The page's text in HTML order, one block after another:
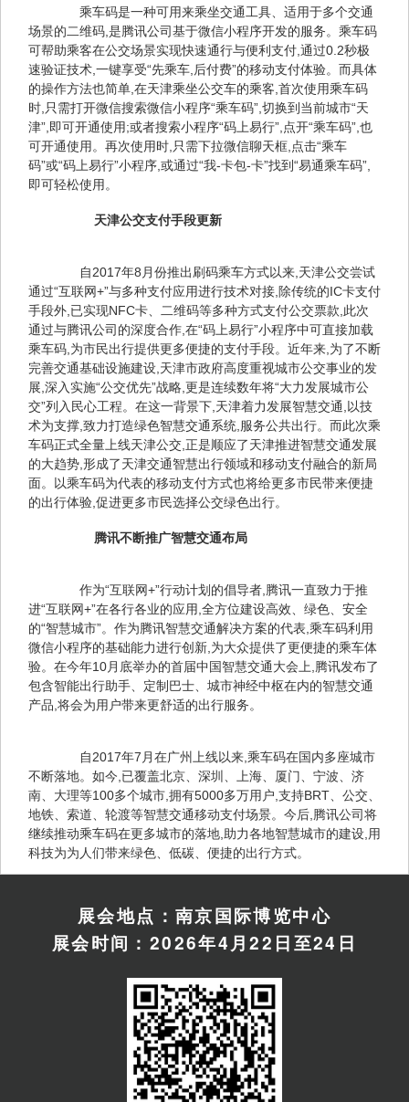
乘车码是一种可用来乘坐交通工具、适用于多个交通
场景的二维码,是腾讯公司基于微信小程序开发的服务。乘车码
可帮助乘客在公交场景实现快速通行与便利支付,通过0.2秒极
速验证技术,一键享受“先乘车,后付费”的移动支付体验。而具体
的操作方法也简单,在天津乘坐公交车的乘客,首次使用乘车码
时,只需打开微信搜索微信小程序“乘车码”,切换到当前城市“天
津”,即可开通使用;或者搜索小程序“码上易行”,点开“乘车码”,也
可开通使用。再次使用时,只需下拉微信聊天框,点击“乘车
码”或“码上易行”小程序,或通过“我-卡包-卡”找到“易通乘车码”,
即可轻松使用。
天津公交支付手段更新
自2017年8月份推出刷码乘车方式以来,天津公交尝试
通过“互联网+”与多种支付应用进行技术对接,除传统的IC卡支付
手段外,已实现NFC卡、二维码等多种方式支付公交票款,此次
通过与腾讯公司的深度合作,在“码上易行”小程序中可直接加载
乘车码,为市民出行提供更多便捷的支付手段。近年来,为了不断
完善交通基础设施建设,天津市政府高度重视城市公交事业的发
展,深入实施“公交优先”战略,更是连续数年将“大力发展城市公
交”列入民心工程。在这一背景下,天津着力发展智慧交通,以技
术为支撑,致力打造绿色智慧交通系统,服务公共出行。而此次乘
车码正式全量上线天津公交,正是顺应了天津推进智慧交通发展
的大趋势,形成了天津交通智慧出行领域和移动支付融合的新局
面。以乘车码为代表的移动支付方式也将给更多市民带来便捷
的出行体验,促进更多市民选择公交绿色出行。
腾讯不断推广智慧交通布局
作为“互联网+”行动计划的倡导者,腾讯一直致力于推
进“互联网+”在各行各业的应用,全方位建设高效、绿色、安全
的“智慧城市”。作为腾讯智慧交通解决方案的代表,乘车码利用
微信小程序的基础能力进行创新,为大众提供了更便捷的乘车体
验。在今年10月底举办的首届中国智慧交通大会上,腾讯发布了
包含智能出行助手、定制巴士、城市神经中枢在内的智慧交通
产品,将会为用户带来更舒适的出行服务。
自2017年7月在广州上线以来,乘车码在国内多座城市
不断落地。如今,已覆盖北京、深圳、上海、厦门、宁波、济
南、大理等100多个城市,拥有5000多万用户,支持BRT、公交、
地铁、索道、轮渡等智慧交通移动支付场景。今后,腾讯公司将
继续推动乘车码在更多城市的落地,助力各地智慧城市的建设,用
科技为为人们带来绿色、低碳、便捷的出行方式。
展会地点：南京国际博览中心
展会时间：2026年4月22日至24日